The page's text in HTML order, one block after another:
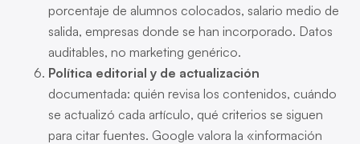
porcentaje de alumnos colocados, salario medio de
salida, empresas donde se han incorporado. Datos
auditables, no marketing genérico.
Política editorial y de actualización
documentada: quién revisa los contenidos, cuándo
se actualizó cada artículo, qué criterios se siguen
para citar fuentes. Google valora la «información